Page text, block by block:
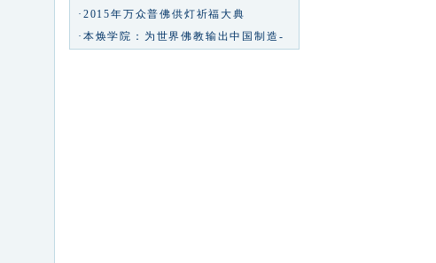
回山永久安奉
·2015年万众普佛供灯祈福大典
·本焕学院：为世界佛教输出中国制造-
凤凰佛教